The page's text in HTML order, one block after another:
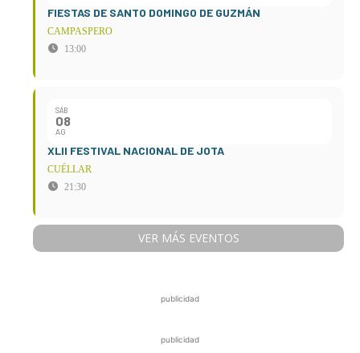
FIESTAS DE SANTO DOMINGO DE GUZMÁN
CAMPASPERO
13:00
SÁB
08
AG
XLII FESTIVAL NACIONAL DE JOTA
CUÉLLAR
21:30
VER MÁS EVENTOS
publicidad
publicidad